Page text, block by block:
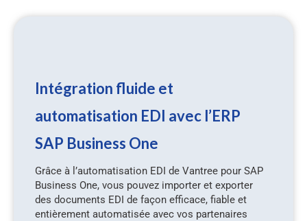
Intégration fluide et
automatisation EDI avec l’ERP
SAP Business One
Grâce à l’automatisation EDI de Vantree pour SAP
Business One, vous pouvez importer et exporter
des documents EDI de façon efficace, fiable et
entièrement automatisée avec vos partenaires